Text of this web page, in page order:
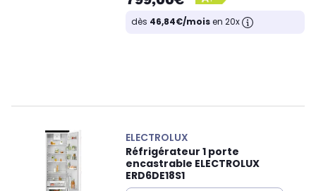
dès 46,84€/moisen 20x
ELECTROLUX
Réfrigérateur 1 porte
encastrable ELECTROLUX
ERD6DE18S1